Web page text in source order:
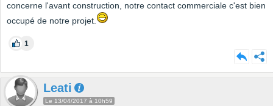
concerne l'avant construction, notre contact commerciale c'est bien
occupé de notre projet.
1
Leati
Le 13/04/2017 à 10h59